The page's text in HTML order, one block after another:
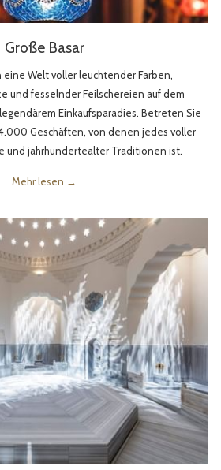
Große Basar
eine Welt voller leuchtender Farben,
und fesselnder Feilschereien auf dem
Einkaufsparadies. Betreten Sie
Geschäften, von denen jedes voller
und jahrhundertealter Traditionen ist.
Mehr lesen